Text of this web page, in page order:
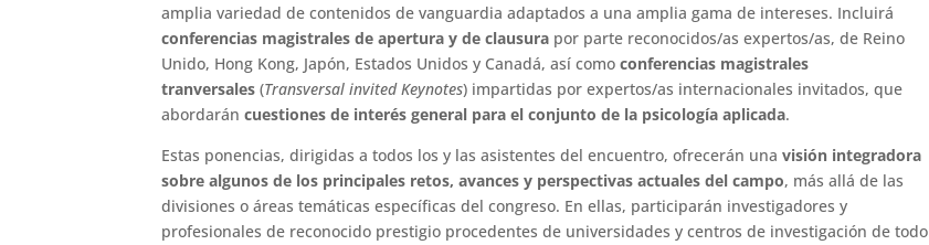
amplia variedad de contenidos de vanguardia adaptados a una amplia gama de intereses. Incluirá
conferencias magistrales de apertura y de clausura por parte reconocidos/as expertos/as, de Reino
Unido, Hong Kong, Japón, Estados Unidos y Canadá, así comoconferencias magistrales
tranversales(Transversal invited Keynotes) impartidas por expertos/as internacionales invitados, que
abordaráncuestiones de interés general para el conjunto de la psicología aplicada.
Estas ponencias, dirigidas a todos los y las asistentes del encuentro, ofrecerán una visión integradora
sobre algunos de los principales retos, avances y perspectivas actuales del campo, más allá de las
divisiones o áreas temáticas específicas del congreso. En ellas, participarán investigadores y
profesionales de reconocido prestigio procedentes de universidades y centros de investigación de todo